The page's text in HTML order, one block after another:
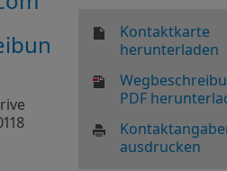
Kontaktkarte
herunterladen
PDF
ausdrucken